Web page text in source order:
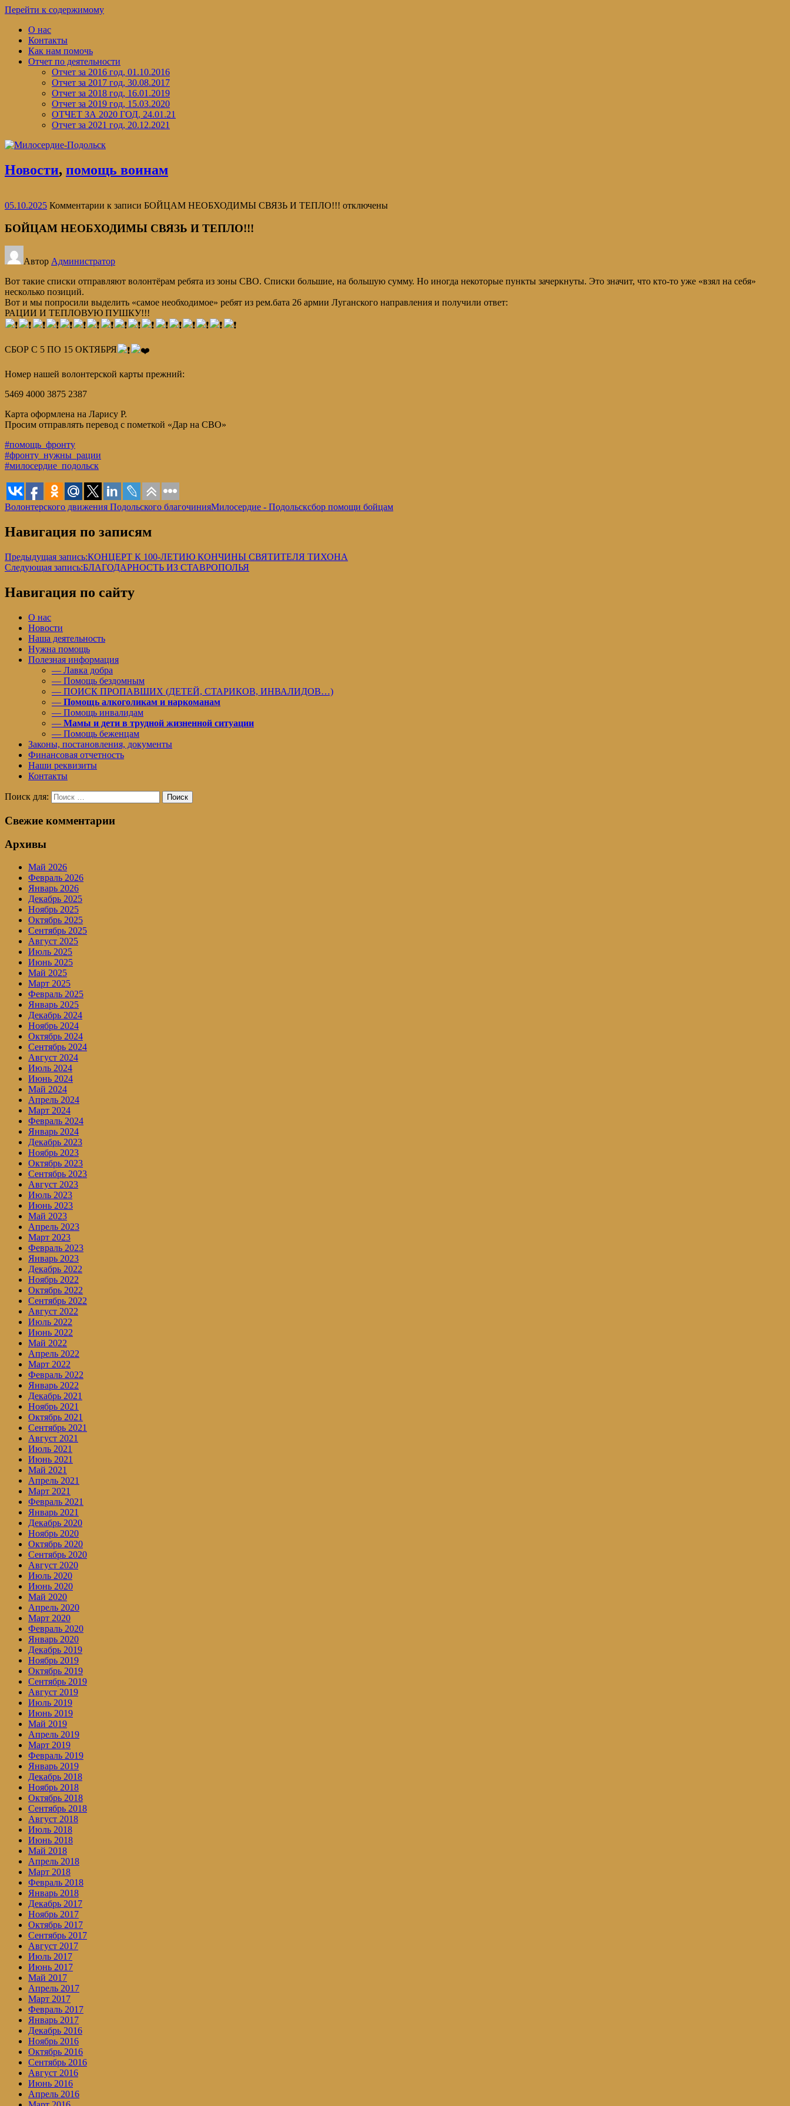
Перейти к содержимому
О нас
Контакты
Как нам помочь
Отчет по деятельности
Отчет за 2016 год, 01.10.2016
Отчет за 2017 год, 30.08.2017
Отчет за 2018 год, 16.01.2019
Отчет за 2019 год, 15.03.2020
ОТЧЕТ ЗА 2020 ГОД, 24.01.21
Отчет за 2021 год, 20.12.2021
Новости, помощь воинам
05.10.2025 Комментарии к записи БОЙЦАМ НЕОБХОДИМЫ СВЯЗЬ И ТЕПЛО!!! отключены
БОЙЦАМ НЕОБХОДИМЫ СВЯЗЬ И ТЕПЛО!!!
Автор Администратор
Вот такие списки отправляют волонтёрам ребята из зоны СВО. Списки большие, на большую сумму. Но иногда некоторые пункты зачеркнуты. Это значит, что кто-то уже «взял на себя»
несколько позиций.
Вот и мы попросили выделить «самое необходимое» ребят из рем.бата 26 армии Луганского направления и получили ответ:
РАЦИИ И ТЕПЛОВУЮ ПУШКУ!!!
СБОР С 5 ПО 15 ОКТЯБР️Я
Номер нашей волонтерской карты прежний:
5469 4000 3875 2387
Карта оформлена на Ларису Р.
Просим отправлять перевод с пометкой «Дар на СВО»
#помощь_фронту
#фронту_нужны_рации
#милосердие_подольск
Волонтерского движения Подольского благочинияМилосердие - Подольсксбор помощи бойцам
Навигация по записям
Предыдущая запись:КОНЦЕРТ К 100-ЛЕТИЮ КОНЧИНЫ СВЯТИТЕЛЯ ТИХОНА
Следующая запись:БЛАГОДАРНОСТЬ ИЗ СТАВРОПОЛЬЯ
Навигация по сайту
О нас
Новости
Наша деятельность
Нужна помощь
Полезная информация
— Лавка добра
— Помощь бездомным
— ПОИСК ПРОПАВШИХ (ДЕТЕЙ, СТАРИКОВ, ИНВАЛИДОВ…)
— Помощь алкоголикам и наркоманам
— Помощь инвалидам
— Мамы и дети в трудной жизненной ситуации
— Помощь беженцам
Законы, постановления, документы
Финансовая отчетность
Наши реквизиты
Контакты
Поиск для: Поиск
Свежие комментарии
Архивы
Май 2026
Февраль 2026
Январь 2026
Декабрь 2025
Ноябрь 2025
Октябрь 2025
Сентябрь 2025
Август 2025
Июль 2025
Июнь 2025
Май 2025
Март 2025
Февраль 2025
Январь 2025
Декабрь 2024
Ноябрь 2024
Октябрь 2024
Сентябрь 2024
Август 2024
Июль 2024
Июнь 2024
Май 2024
Апрель 2024
Март 2024
Февраль 2024
Январь 2024
Декабрь 2023
Ноябрь 2023
Октябрь 2023
Сентябрь 2023
Август 2023
Июль 2023
Июнь 2023
Май 2023
Апрель 2023
Март 2023
Февраль 2023
Январь 2023
Декабрь 2022
Ноябрь 2022
Октябрь 2022
Сентябрь 2022
Август 2022
Июль 2022
Июнь 2022
Май 2022
Апрель 2022
Март 2022
Февраль 2022
Январь 2022
Декабрь 2021
Ноябрь 2021
Октябрь 2021
Сентябрь 2021
Август 2021
Июль 2021
Июнь 2021
Май 2021
Апрель 2021
Март 2021
Февраль 2021
Январь 2021
Декабрь 2020
Ноябрь 2020
Октябрь 2020
Сентябрь 2020
Август 2020
Июль 2020
Июнь 2020
Май 2020
Апрель 2020
Март 2020
Февраль 2020
Январь 2020
Декабрь 2019
Ноябрь 2019
Октябрь 2019
Сентябрь 2019
Август 2019
Июль 2019
Июнь 2019
Май 2019
Апрель 2019
Март 2019
Февраль 2019
Январь 2019
Декабрь 2018
Ноябрь 2018
Октябрь 2018
Сентябрь 2018
Август 2018
Июль 2018
Июнь 2018
Май 2018
Апрель 2018
Март 2018
Февраль 2018
Январь 2018
Декабрь 2017
Ноябрь 2017
Октябрь 2017
Сентябрь 2017
Август 2017
Июль 2017
Июнь 2017
Май 2017
Апрель 2017
Март 2017
Февраль 2017
Январь 2017
Декабрь 2016
Ноябрь 2016
Октябрь 2016
Сентябрь 2016
Август 2016
Июнь 2016
Апрель 2016